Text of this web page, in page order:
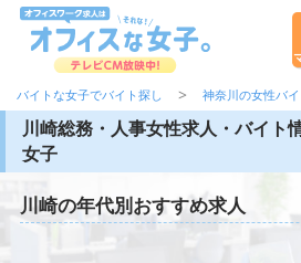
バイトな女子でバイト探し 神奈川の女性バ
川崎総務・人事女性求人・バイト
女子
川崎の年代別おすすめ求人